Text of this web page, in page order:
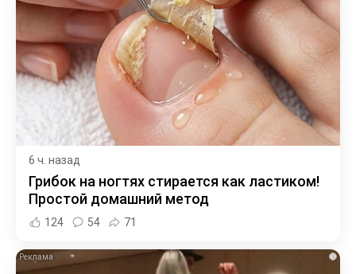
6 ч. назад
Грибок на ногтях стирается как ластиком!
Простой домашний метод
124 54 71
i